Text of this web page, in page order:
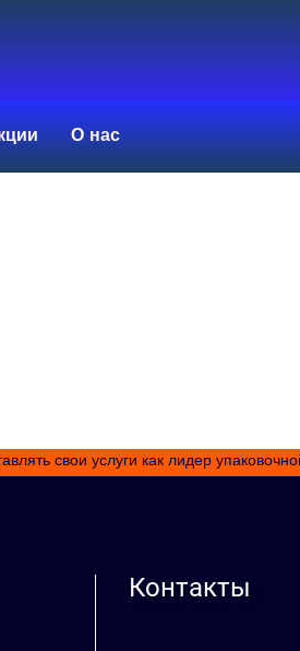
О нас
свои услуги как лидер
Контакты